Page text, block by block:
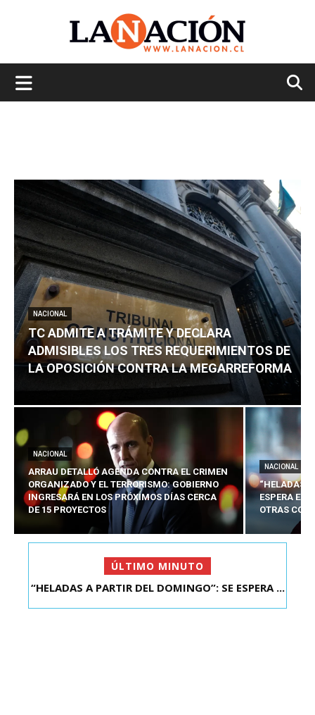
NACIONAL
TC ADMITE A TRÁMITE Y DECLARA
ADMISIBLES LOS TRES REQUERIMIENTOS DE
LA OPOSICIÓN CONTRA LA MEGARREFORMA
NACIONAL
ARRAU DETALLÓ AGENDA CONTRA EL CRIMEN
ORGANIZADO Y EL TERRORISMO: GOBIERNO
INGRESARÁ EN LOS PRÓXIMOS DÍAS CERCA
DE 15 PROYECTOS
NACIONAL
“HELADAS
ESPERA
OTRAS
ÚLTIMO MINUTO
TC ADMITE A TRÁMITE Y DECLARA ADMISIBLES
“HELADAS A PARTIR DEL DOMINGO”: SE ESPERA ...